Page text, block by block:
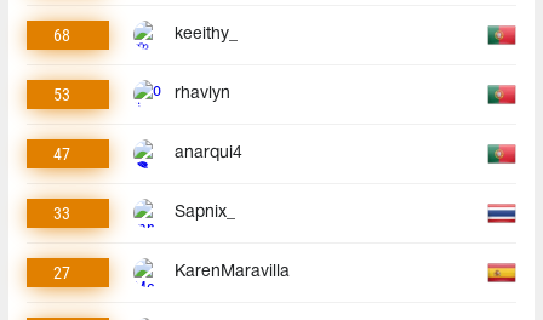
68 keeithy_
53 rhavlyn
47 anarqui4
33 Sapnix_
27 KarenMaravilla